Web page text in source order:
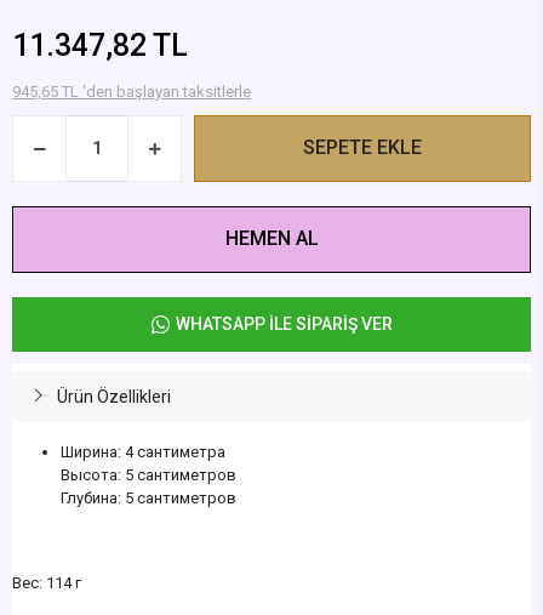
11.347,82 TL
945,65 TL 'den başlayan taksitlerle
SEPETE EKLE
HEMEN AL
WHATSAPP İLE SİPARİŞ VER
Ürün Özellikleri
Ширина: 4 сантиметра
Высота: 5 сантиметров
Глубина: 5 сантиметров
Вес: 114 г